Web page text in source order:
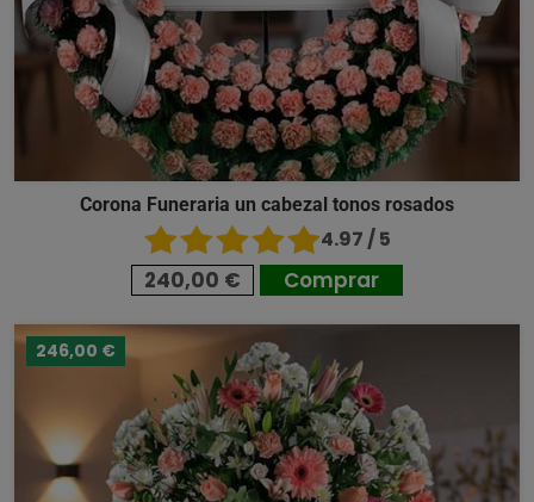
Corona Funeraria un cabezal tonos rosados
4.97 / 5
240,00 € Comprar
246,00 €